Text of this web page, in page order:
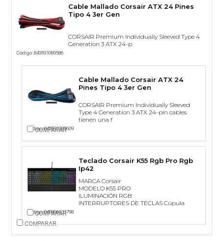
Cable Mallado Corsair ATX 24 Pines
Tipo 4 3er Gen
CORSAIR Premium Individually Sleeved Type 4
Generation 3 ATX 24-p
Código: 843591089586
COMPARAR
Cable Mallado Corsair ATX 24
Pines Tipo 4 3er Gen
CORSAIR Premium Individually Sleeved
Type 4 Generation 3 ATX 24-pin cables
tienen una f
Código: 843591089609
COMPARAR
Teclado Corsair K55 Rgb Pro Rgb
Ip42
MARCA Corsair
MODELO K55 PRO
ILUMINACIÓN RGB
INTERRUPTORES DE TECLAS Cúpula
Código: 840006631798
COMPARAR